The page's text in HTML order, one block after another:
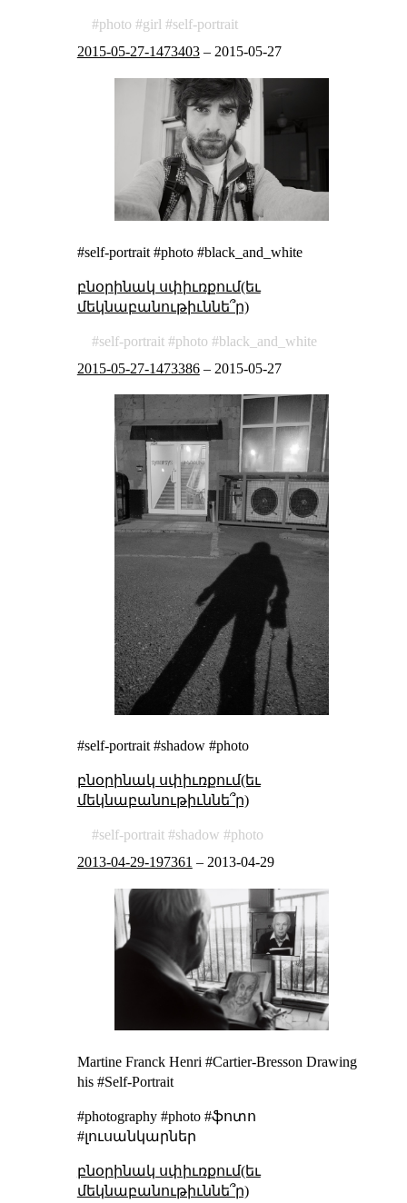
photo girl
self-portrait
2015-05-27-1473403– 2015-05-27
#self-portrait #photo #black_and_white
բնօրինակ սփիւռքում(եւ
մեկնաբանութիւննե՞ր)
self-portrait photo
black_and_white
2015-05-27-1473386– 2015-05-27
#self-portrait #shadow #photo
բնօրինակ սփիւռքում(եւ
մեկնաբանութիւննե՞ր)
self-portrait shadow
photo
2013-04-29-197361 – 2013-04-29
Martine FranckHenri #Cartier-Bresson Drawing
his #Self-Portrait
#photography #photo #ֆոտո
#լուսանկարներ
բնօրինակ սփիւռքում(եւ
մեկնաբանութիւննե՞ր)